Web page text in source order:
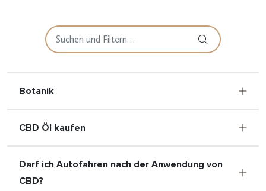
Botanik
CBD Öl kaufen
Darf ich Autofahren nach der Anwendung von
CBD?